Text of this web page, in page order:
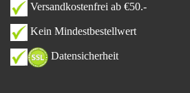
Versandkostenfrei ab €50.-
Kein Mindestbestellwert
Datensicherheit